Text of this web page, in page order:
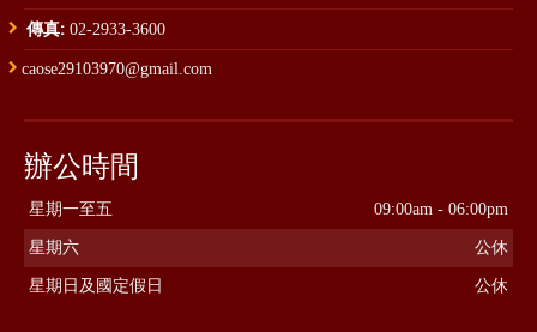
傳真: 02-2933-3600
caose29103970@gmail.com
辦公時間
星期一至五 09:00am - 06:00pm
星期六 公休
星期日及國定假日 公休